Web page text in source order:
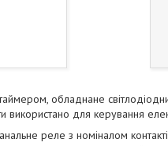
обладнане
використано для керування
реле з номіналом